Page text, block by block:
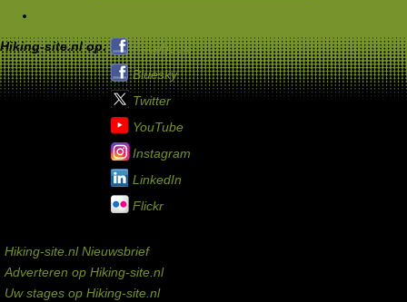
Hiking-site.nl op:
Facebook
Bluesky
Twitter
YouTube
Instagram
LinkedIn
Flickr
Hiking-site.nl Nieuwsbrief
Adverteren op Hiking-site.nl
Uw stages op Hiking-site.nl